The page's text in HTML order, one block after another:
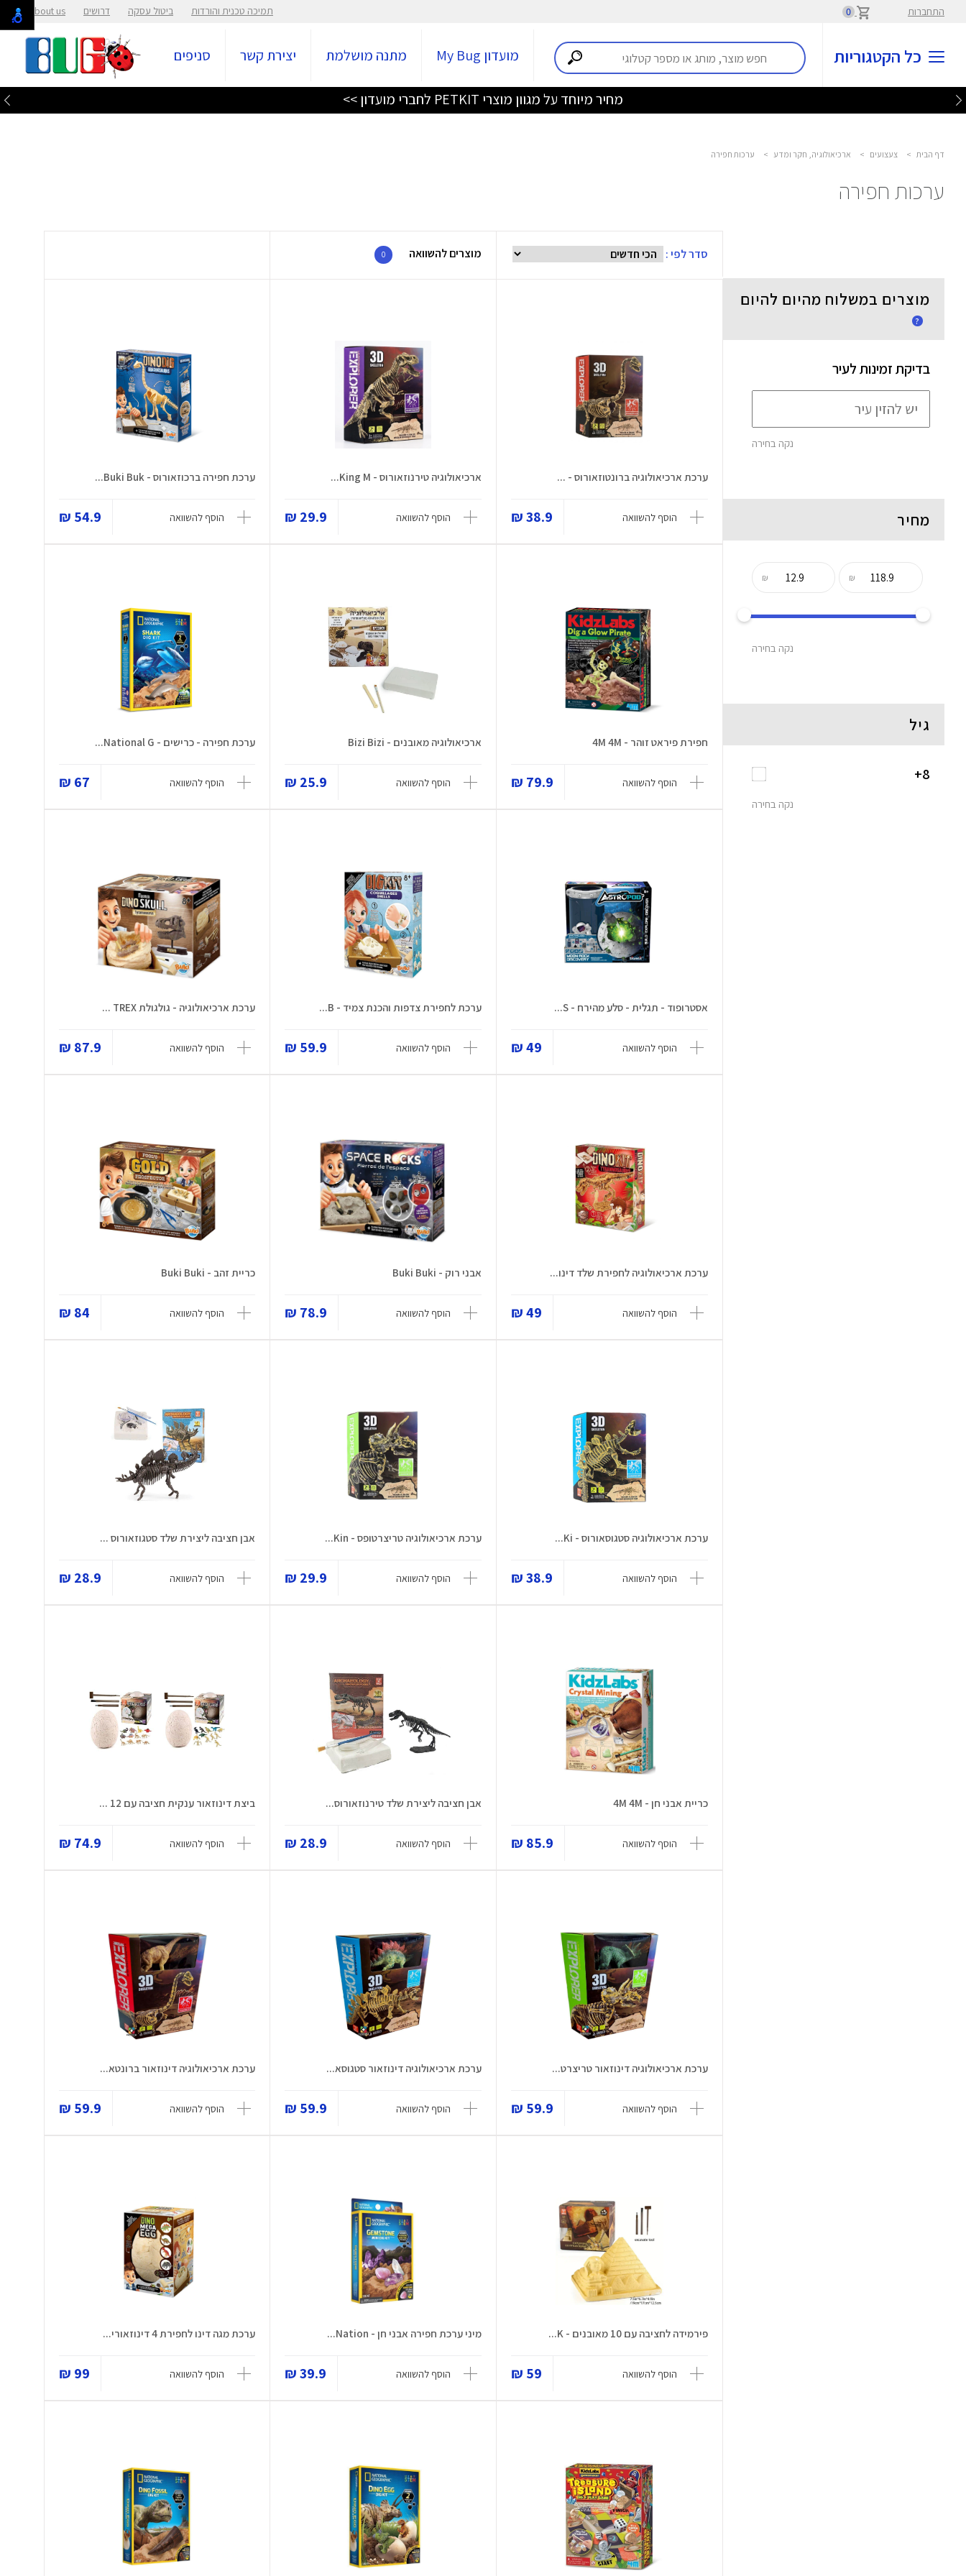
התחברות 0 תמיכה טכנית והורדות ביטול עסקה דרושים About us
כל הקטגוריות מועדון My Bug מתנה מושלמת יצירת קשר סניפים
מחיר מיוחד על מגוון מוצרי PETKIT לחברי מועדון >>
דף הבית > צעצועים > ארכיאולוגיה, חקר ומדע > ערכות חפירה
ערכות חפירה
סדר לפי : מוצרים להשוואה 0
ערכת ארכיאולוגיה ברונטוזאורוס - ...
הוסף להשוואה 38.9 ₪
ארכיאולוגיה טירנוזאורוס - King M...
הוסף להשוואה 29.9 ₪
ערכת חפירה ברכוזאורוס - Buki Buk...
הוסף להשוואה 54.9 ₪
חפירת פיראט זוהר - 4M 4M
הוסף להשוואה 79.9 ₪
ארכיאולוגיה מאובנים - Bizi Bizi
הוסף להשוואה 25.9 ₪
ערכת חפירה - כרישים - National G...
הוסף להשוואה 67 ₪
אסטרופוד - תגלית - סלע מהירח - S...
הוסף להשוואה 49 ₪
ערכת לחפירת צדפות והכנת צמיד - B...
הוסף להשוואה 59.9 ₪
ערכת ארכיאולוגיה - גולגולת TREX ...
הוסף להשוואה 87.9 ₪
ערכת ארכיאולוגיה לחפירת שלד דינו...
הוסף להשוואה 49 ₪
אבני רוק - Buki Buki
הוסף להשוואה 78.9 ₪
כריית זהב - Buki Buki
הוסף להשוואה 84 ₪
ערכת ארכיאולוגיה סטגוסאורוס - Ki...
הוסף להשוואה 38.9 ₪
ערכת ארכיאולוגיה טריצרטופס - Kin...
הוסף להשוואה 29.9 ₪
אבן חציבה ליצירת שלד סטגוזאורוס ...
הוסף להשוואה 28.9 ₪
כריית אבני חן - 4M 4M
הוסף להשוואה 85.9 ₪
אבן חציבה ליצירת שלד טירנוזאורוס...
הוסף להשוואה 28.9 ₪
ביצת דינוזאור ענקית חציבה עם 12 ...
הוסף להשוואה 74.9 ₪
ערכת ארכיאולוגיה דינוזאור טריצרט...
הוסף להשוואה 59.9 ₪
ערכת ארכיאולוגיה דינוזאור סטגוסא...
הוסף להשוואה 59.9 ₪
ערכת ארכיאולוגיה דינוזאור ברונטא...
הוסף להשוואה 59.9 ₪
פירמידה לחציבה עם 10 מאובנים - K...
הוסף להשוואה 59 ₪
מיני ערכת חפירה אבני חן - Nation...
הוסף להשוואה 39.9 ₪
ערכת מגה דינו לחפירת 4 דינוזאורי...
הוסף להשוואה 99 ₪
מוצרים במשלוח מהיום להיום
?
בדיקת זמינות לעיר
נקה בחירה
מחיר
₪
₪
נקה בחירה
גיל
8+
נקה בחירה